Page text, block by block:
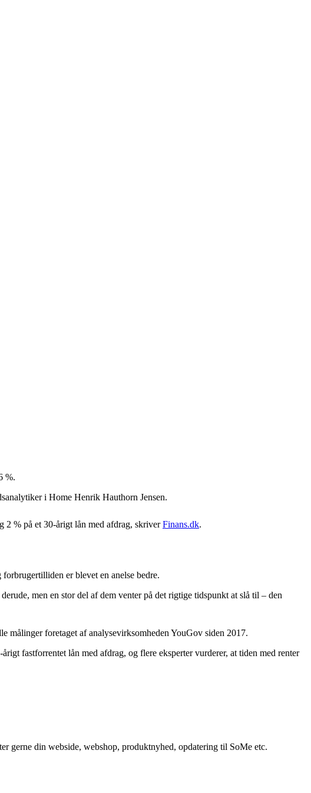
%.
i Home Henrik Hauthorn Jensen.
2 % på et 30-årigt lån med afdrag, skriverFinans.dk.
er blevet en anelse bedre.
men en stor del af dem venter på det rigtige tidspunkt at slå til – den
målinger foretaget af analysevirksomheden YouGov siden 2017.
fastforrentet lån med afdrag, og flere eksperter vurderer, at tiden med renter
gerne din webside, webshop, produktnyhed, opdatering til SoMe etc.